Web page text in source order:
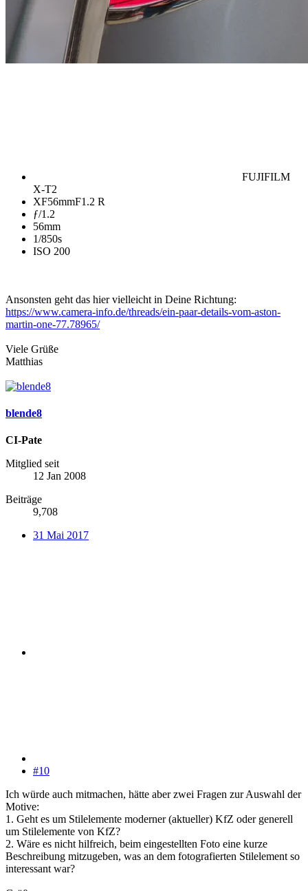
FUJIFILM
X-T2
XF56mmF1.2 R
ƒ/1.2
56mm
1/850s
ISO 200
Ansonsten geht das hier vielleicht in Deine Richtung:
https://www.camera-info.de/threads/ein-paar-details-vom-aston-
martin-one-77.78965/
Viele Grüße
Matthias
blende8
CI-Pate
Mitglied seit
12 Jan 2008
Beiträge
9,708
31 Mai 2017
#10
Ich würde auch mitmachen, hätte aber zwei Fragen zur Auswahl der
Motive:
1. Geht es um Stilelemente moderner (aktueller) KfZ oder generell
um Stilelemente von KfZ?
2. Wäre es nicht hilfreich, beim eingestellten Foto eine kurze
Beschreibung mitzugeben, was an dem fotografierten Stilelement so
interessant war?